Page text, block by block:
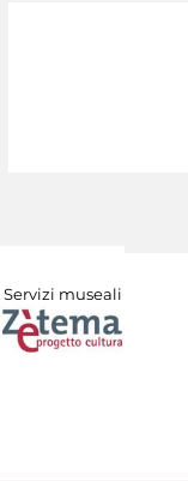
Servizi museali